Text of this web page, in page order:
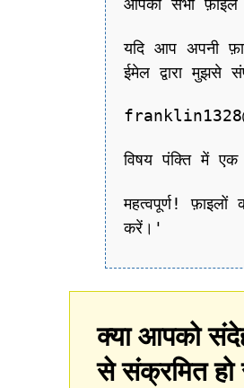
आपकी सभी फ़ाइलें
यदि आप अपनी
ईमेल द्वारा मुझसे
विषय पंक्ति में एक
महत्वपूर्ण!
करें।'
क्या आपको
से संक्रमित